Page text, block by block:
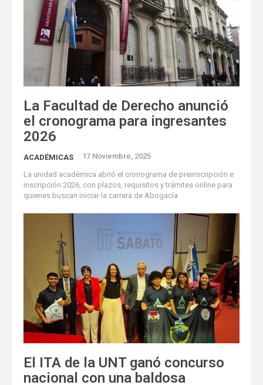
La Facultad de Derecho anunció
el cronograma para ingresantes
2026
ACADÉMICAS 17 Noviembre, 2025
La unidad académica abrió el cronograma de preinscripción e
inscripción 2026, con plazos, requisitos y trámites online para
quienes buscan iniciar la carrera de Abogacía
El ITA de la UNT ganó concurso
nacional con una baldosa